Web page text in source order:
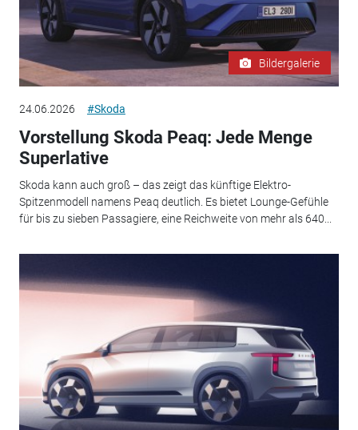
Bildergalerie
24.06.2026 #Skoda
Vorstellung Skoda Peaq: Jede Menge
Superlative
Skoda kann auch groß – das zeigt das künftige Elektro-
Spitzenmodell namens Peaq deutlich. Es bietet Lounge-Gefühle
für bis zu sieben Passagiere, eine Reichweite von mehr als 640...